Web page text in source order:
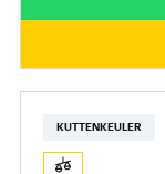
KUTTENKEULER